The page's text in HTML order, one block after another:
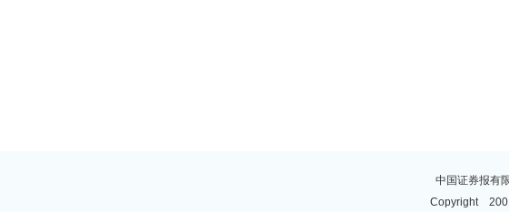
中国证券报有
Copyright